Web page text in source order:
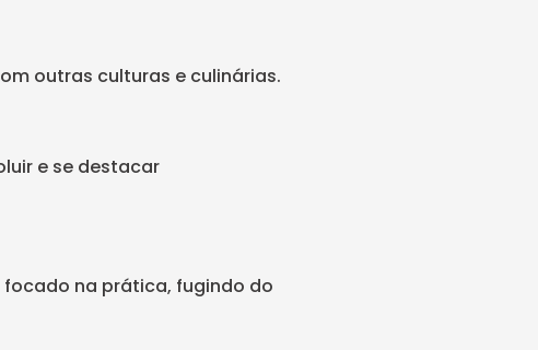
outras culturas e culinárias.
e se destacar
focado na prática, fugindo do